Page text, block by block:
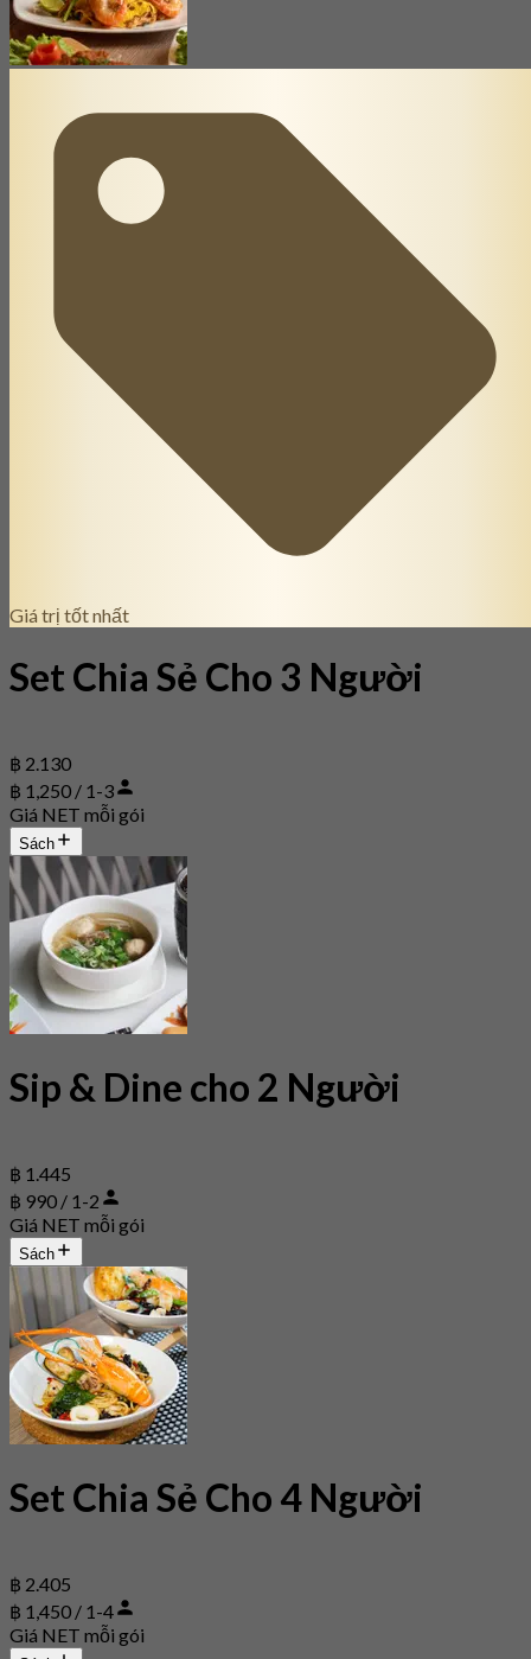
Giá trị tốt nhất
Set Chia Sẻ Cho 3 Người
฿ 2.130
฿ 1,250 / 1-3
Giá NET mỗi gói
Sách
Sip & Dine cho 2 Người
฿ 1.445
฿ 990 / 1-2
Giá NET mỗi gói
Sách
Set Chia Sẻ Cho 4 Người
฿ 2.405
฿ 1,450 / 1-4
Giá NET mỗi gói